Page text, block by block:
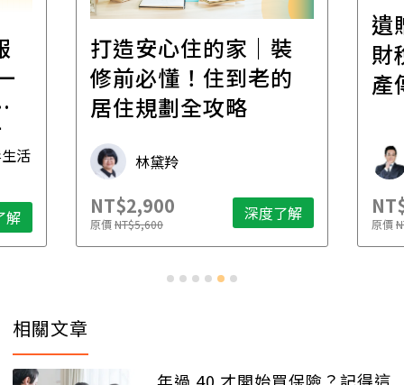
活
解
打造安心住的家｜裝
修前必懂！住到老的
居住規劃全攻略
林黛羚
NT$2,900
原價NT$5,600 深度了解
遺
財
產
原價
相關文章
年過 40 才開始買保險？記得這